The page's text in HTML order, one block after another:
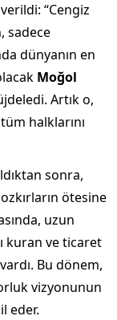
“Cengiz
sadece
dünyanın en
Moğol
Artık o,
halklarını
sonra,
ötesine
uzun
kuran ve ticaret
Bu dönem,
vizyonunun
eder.